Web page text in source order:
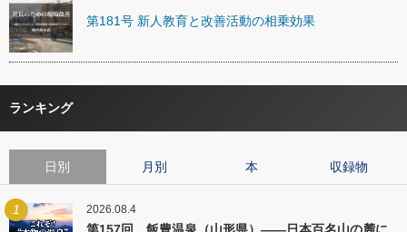
第181号 新人教育と改善活動の相乗効果
ランキング
日別 月別 本 収録物
1 2026.08.4